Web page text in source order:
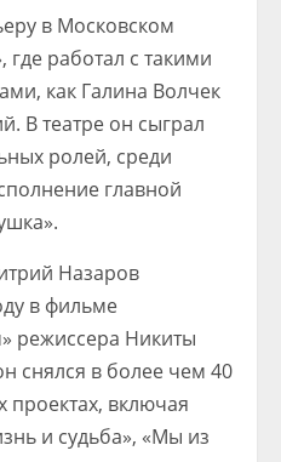
в Московском
где работал с такими
как Галина Волчек
В театре он сыграл
ролей, среди
главной
Назаров
в фильме
режиссера Никиты
снялся в более чем 40
проектах, включая
и судьба», «Мы из